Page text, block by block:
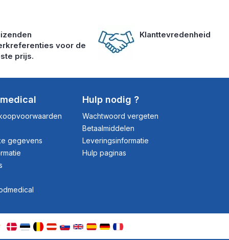
voor de
prijs.
Klanttevredenheid
gegevens
Hulp nodig ?
Wachtwoord vergeten
Betaalmiddelen
Leveringsinformatie
Hulp paginas